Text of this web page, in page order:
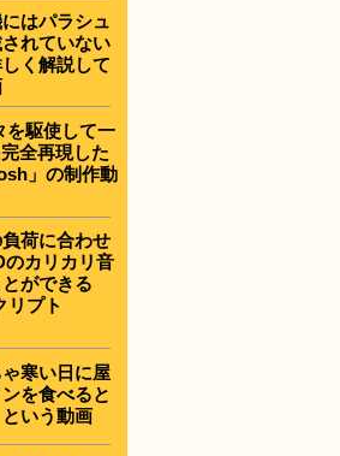
はパラシュ
れていない
く解説して
を駆使して一
全再現した
」の制作動
荷に合わせ
のカリカリ音
ができる
リプト
寒い日に屋
を食べると
いう動画